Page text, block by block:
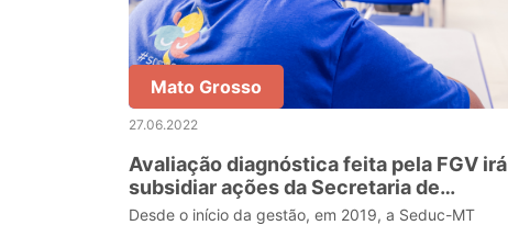
Mato Grosso
27.06.2022
Avaliação diagnóstica feita pela FGV irá
subsidiar ações da Secretaria de
Educação de Mato Grosso
Desde o início da gestão, em 2019, a Seduc-MT